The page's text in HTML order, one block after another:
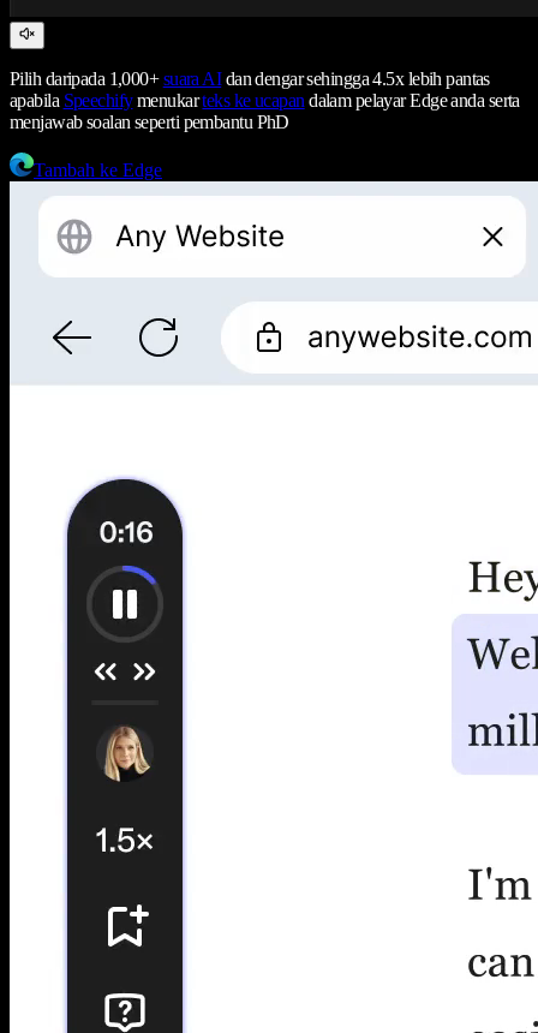
Pilih daripada 1,000+suara AIdan dengar sehingga 4.5x lebih pantas
apabila Speechifymenukarteks ke ucapan dalam pelayar Edge anda serta
menjawab soalan seperti pembantu PhD
Tambah ke Edge